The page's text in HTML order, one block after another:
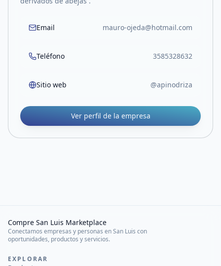
Email mauro-ojeda@hotmail.com
Teléfono 3585328632
Sitio web @apinodriza
Ver perfil de la empresa
Compre San Luis Marketplace
Conectamos empresas y personas en San Luis con
oportunidades, productos y servicios.
EXPLORAR